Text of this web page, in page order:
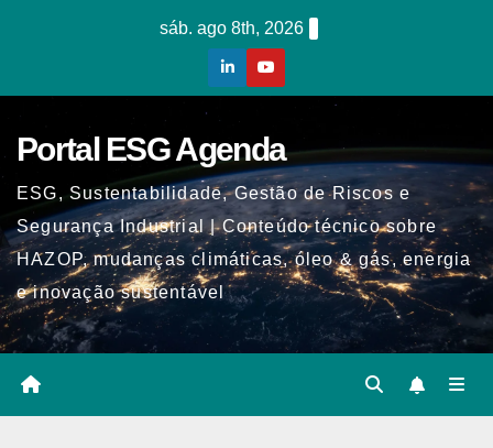
sáb. ago 8th, 2026
Portal ESG Agenda
ESG, Sustentabilidade, Gestão de Riscos e
Segurança Industrial | Conteúdo técnico sobre
HAZOP, mudanças climáticas, óleo & gás, energia
e inovação sustentável